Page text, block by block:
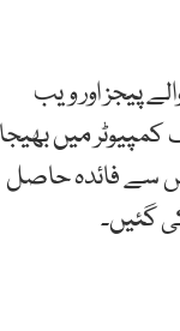
پیجز اور ویب
میں بھیجا
سے فائدہ حاصل